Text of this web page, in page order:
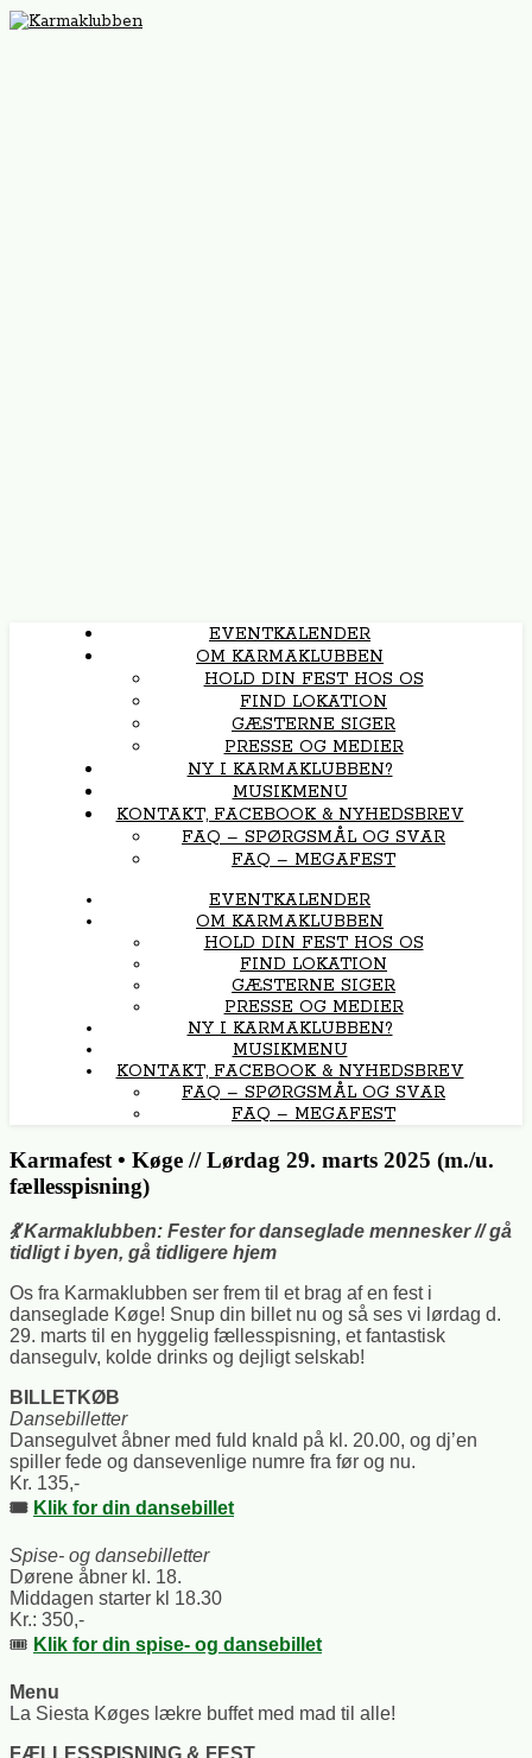
EVENTKALENDER
OM KARMAKLUBBEN
HOLD DIN FEST HOS OS
FIND LOKATION
GÆSTERNE SIGER
PRESSE OG MEDIER
NY I KARMAKLUBBEN?
MUSIKMENU
KONTAKT, FACEBOOK & NYHEDSBREV
FAQ – SPØRGSMÅL OG SVAR
FAQ – MEGAFEST
EVENTKALENDER
OM KARMAKLUBBEN
HOLD DIN FEST HOS OS
FIND LOKATION
GÆSTERNE SIGER
PRESSE OG MEDIER
NY I KARMAKLUBBEN?
MUSIKMENU
KONTAKT, FACEBOOK & NYHEDSBREV
FAQ – SPØRGSMÅL OG SVAR
FAQ – MEGAFEST
Karmafest • Køge // Lørdag 29. marts 2025 (m./u.
fællesspisning)
💃 Karmaklubben: Fester for danseglade mennesker // gå
tidligt i byen, gå tidligere hjem
Os fra Karmaklubben ser frem til et brag af en fest i
danseglade Køge! Snup din billet nu og så ses vi lørdag d.
29. marts til en hyggelig fællesspisning, et fantastisk
dansegulv, kolde drinks og dejligt selskab!
BILLETKØB
Dansebilletter
Dansegulvet åbner med fuld knald på kl. 20.00, og dj’en
spiller fede og dansevenlige numre fra før og nu.
Kr. 135,-
🎟️ Klik for din dansebillet
Spise- og dansebilletter
Dørene åbner kl. 18.
Middagen starter kl 18.30
Kr.: 350,-
🎟️ Klik for din spise- og dansebillet
Menu
La Siesta Køges lækre buffet med mad til alle!